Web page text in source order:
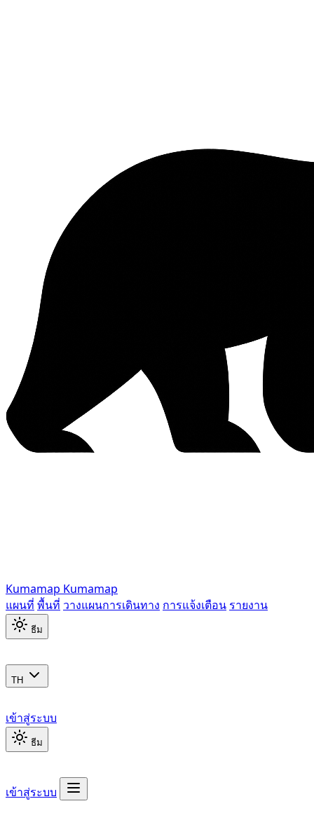
Kumamap Kumamap
แผนที่ พื้นที่ วางแผนการเดินทาง การแจ้งเตือน รายงาน
ธีม
TH
เข้าสู่ระบบ
ธีม
เข้าสู่ระบบ